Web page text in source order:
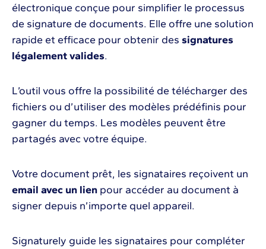
électronique conçue pour simplifier le processus
de signature de documents. Elle offre une solution
rapide et efficace pour obtenir des signatures
légalement valides.
L’outil vous offre la possibilité de télécharger des
fichiers ou d’utiliser des modèles prédéfinis pour
gagner du temps. Les modèles peuvent être
partagés avec votre équipe.
Votre document prêt, les signataires reçoivent un
email avec un lien pour accéder au document à
signer depuis n’importe quel appareil.
Signaturely guide les signataires pour compléter